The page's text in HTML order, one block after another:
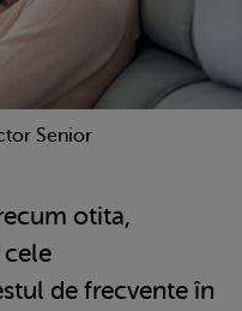
Senior
otita,
de frecvente în